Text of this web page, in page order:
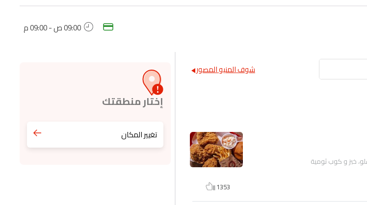
09:00 ص - 09:00 م
شوف المنيو المصور
1353
إختار منطقتك
تغيير المكان